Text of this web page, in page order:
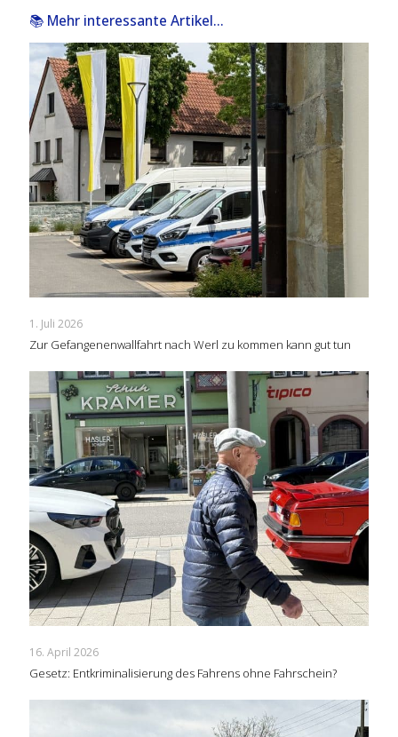
📚 Mehr interessante Artikel...
1. Juli 2026
Zur Gefangenenwallfahrt nach Werl zu kommen kann gut tun
16. April 2026
Gesetz: Entkriminalisierung des Fahrens ohne Fahrschein?